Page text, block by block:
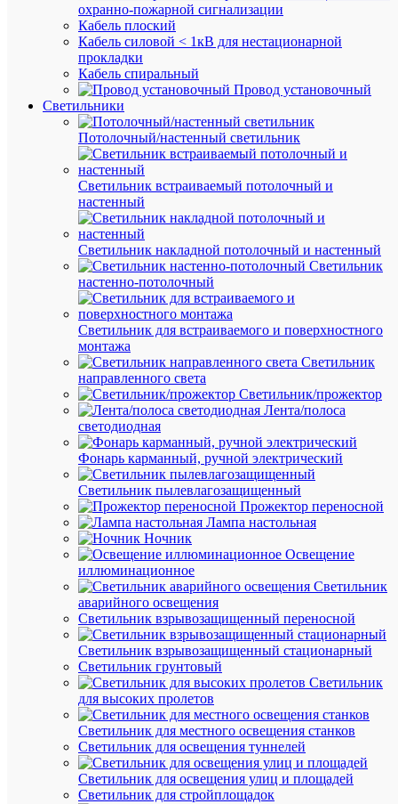
охранно-пожарной сигнализации
Кабель плоский
Кабель силовой < 1кВ для нестационарной
прокладки
Кабель спиральный
Провод установочный
Светильники
Потолочный/настенный светильник
Светильник встраиваемый потолочный и
настенный
Светильник накладной потолочный и настенный
Светильник
настенно-потолочный
Светильник для встраиваемого и поверхностного
монтажа
Светильник
направленного света
Светильник/прожектор
Лента/полоса
светодиодная
Фонарь карманный, ручной электрический
Светильник пылевлагозащищенный
Прожектор переносной
Лампа настольная
Ночник
Освещение
иллюминационное
Светильник
аварийного освещения
Светильник взрывозащищенный переносной
Светильник взрывозащищенный стационарный
Светильник грунтовый
Светильник
для высоких пролетов
Светильник для местного освещения станков
Светильник для освещения туннелей
Светильник для освещения улиц и площадей
Светильник для стройплощадок
Бренд
₽
В
корзину
В
К
Скоба
U-
d62-
68мм
DKC
В
наличии
шт.)
Артикул